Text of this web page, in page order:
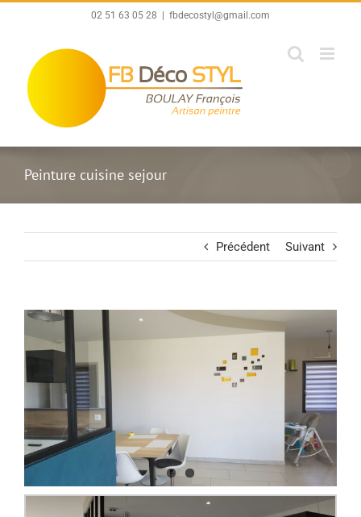
02 51 63 05 28 fbdecostyl@gmail.com
Peinture cuisine sejour
Précédent Suivant
View
Image